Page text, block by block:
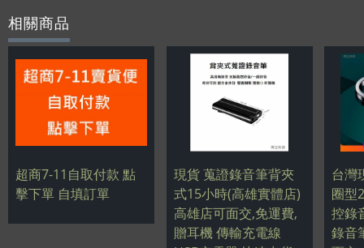
相關商品
超商7-11自取付款 點
擊下單 自填訂單
現貨 蒐證錄音筆背夾
式15小時(高雄實體店)
高雄店可面交,免運費,
贈耳機 傳輸充電線
台灣
圈型
控錄
錄音